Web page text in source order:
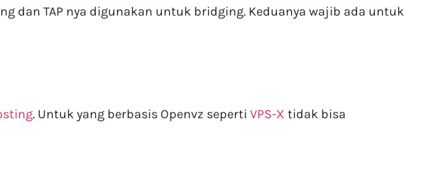
dan TAP nya digunakan untuk bridging. Keduanya wajib ada untuk
. Untuk yang berbasis Openvz seperti VPS-X tidak bisa